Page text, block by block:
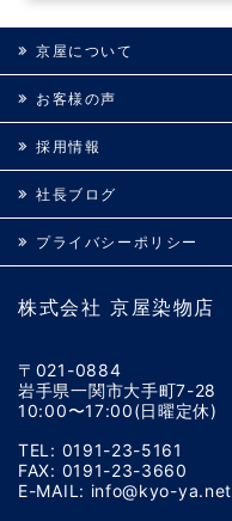
株式会社 京屋染物店
〒021-0884
岩手県一関市大手町7-28
10:00〜17:00(日曜定休)
TEL: 0191-23-5161
FAX: 0191-23-3660
E-MAIL: info@kyo-ya.net
京屋について
お客様の声
採用情報
社長ブログ
プライバシーポリシー